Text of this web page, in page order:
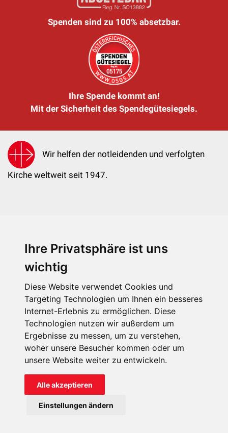
Ihre Privatsphäre ist uns
wichtig
Diese Website verwendet Cookies und
Targeting Technologien um Ihnen ein besseres
Internet-Erlebnis zu ermöglichen. Diese
Technologien nutzen wir außerdem um
Ergebnisse zu messen, um zu verstehen,
woher unsere Besucher kommen oder um
unsere Website weiter zu entwickeln.
Alle akzeptieren
Einstellungen ändern
Spenden sind zu 100% absetzbar.
Ihre Spende kommt an!
Mit der Sicherheit des Spendegütesiegels.
Wir helfen der notleidenden und verfolgten
Kirche weltweit seit 1947.
KIRCHE IN NOT - Österreich
kin@kircheinnot.at
KIN weltweit
Impressum Datenschutz